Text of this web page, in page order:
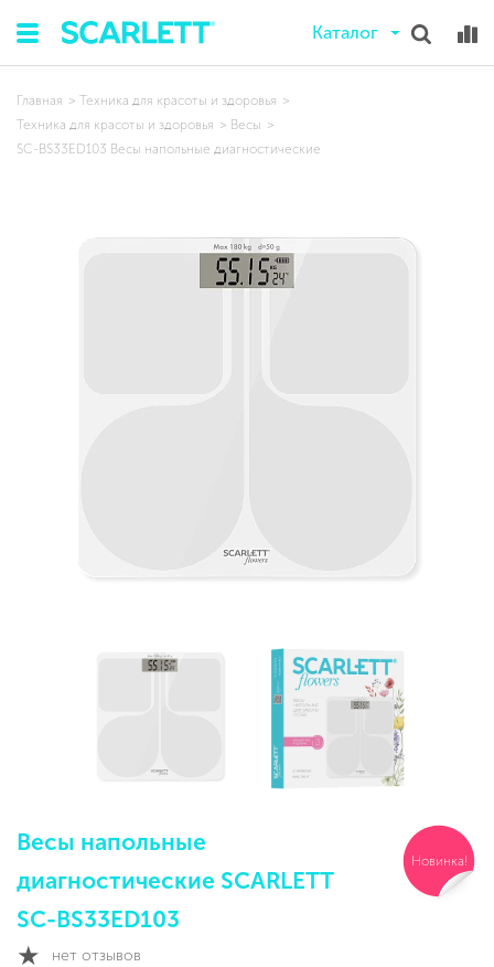
Каталог
Главная
Техника для красоты и здоровья
Техника для красоты и здоровья
Весы
SC-BS33ED103 Весы напольные диагностические
Весы напольные
диагностические SCARLETT
SC-BS33ED103
нет отзывов
Новинка!